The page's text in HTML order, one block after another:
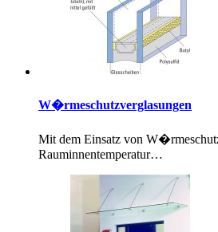
W�rmeschutzverglasungen
Mit dem Einsatz von
Rauminnentemperatur…